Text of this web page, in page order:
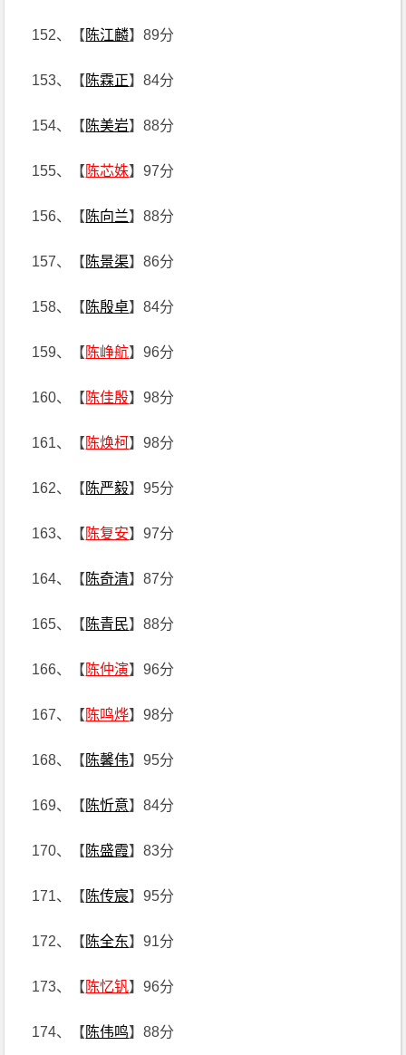
152、【 陈江麟】89分
153、【 陈霖正】84分
154、【 陈美岩】88分
155、【 陈芯姝】97分
156、【 陈向兰】88分
157、【 陈景渠】86分
158、【 陈殷卓】84分
159、【 陈峥航】96分
160、【 陈佳殷】98分
161、【 陈焕柯】98分
162、【 陈严毅】95分
163、【 陈复安】97分
164、【 陈奇清】87分
165、【 陈青民】88分
166、【 陈仲演】96分
167、【 陈鸣烨】98分
168、【 陈馨伟】95分
169、【 陈忻意】84分
170、【 陈盛霞】83分
171、【 陈传宸】95分
172、【 陈全东】91分
173、【 陈忆钒】96分
174、【 陈伟鸣】88分